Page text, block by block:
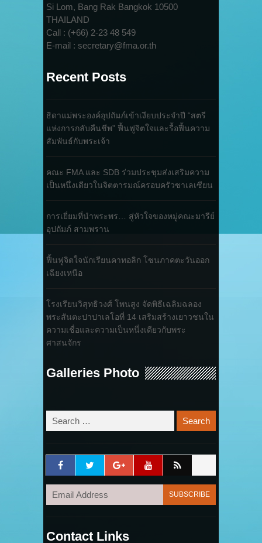
Si Lom, Bang Rak Bangkok 10500
THAILAND
Call : (+66) 2-23 48 549
E-mail : secretary@fma.or.th
Recent Posts
ธิดาแม่พระองค์อุปถัมภ์เข้าเงียบประจำปี “สตรี
แห่งการกลับคืนชีพ” ฟื้นฟูจิตใจและรื้อฟื้นความ
สัมพันธ์กับพระเจ้า
คณะ FMA และ SDB ร่วมประชุมส่งเสริมความ
เป็นหนึ่งเดียวในจิตตารมณ์ครอบครัวซาเลเซียน
การเยี่ยมที่นำพระพร… สู่หัวใจของหมู่คณะมารีย์
อุปถัมภ์ สามพราน
ฟื้นฟูจิตใจนักเรียนคาทอลิก โซนภาคตะวันออก
เฉียงเหนือ
โรงเรียนวิสุทธิวงศ์ โพนสูง จัดพิธีเฉลิมฉลอง
พระสันตะปาปาเลโอที่ 14 เสริมสร้างเยาวชนใน
ความเชื่อและความเป็นหนึ่งเดียวกับพระ
ศาสนจักร
Galleries Photo
Contact Links